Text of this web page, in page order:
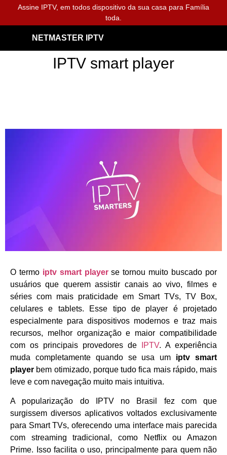
Assine IPTV, em todos dispositivo da sua casa para Família
toda.
NETMASTER IPTV
IPTV smart player
O termo iptv smart playerse tornou muito buscado por
usuários que querem assistir canais ao vivo, filmes e
séries com mais praticidade em Smart TVs, TV Box,
celulares e tablets. Esse tipo de player é projetado
especialmente para dispositivos modernos e traz mais
recursos, melhor organização e maior compatibilidade
com os principais provedores de
IPTV. A experiência
muda completamente quando se usa um iptv smart
player bem otimizado, porque tudo fica mais rápido, mais
leve e com navegação muito mais intuitiva.
A popularização do IPTV no Brasil fez com que
surgissem diversos aplicativos voltados exclusivamente
para Smart TVs, oferecendo uma interface mais parecida
com streaming tradicional, como Netflix ou Amazon
Prime. Isso facilita o uso, principalmente para quem não